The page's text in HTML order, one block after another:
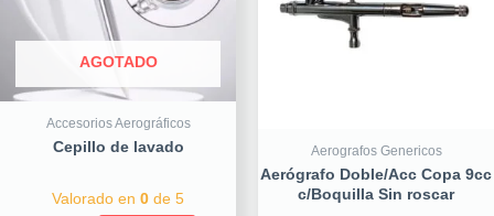
AGOTADO
Accesorios Aerográficos
Cepillo de lavado
Valorado en 0 de 5
Aerografos Genericos
Aerógrafo Doble/Acc Copa 9cc
c/Boquilla Sin roscar